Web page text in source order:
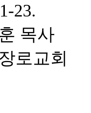
23.
목사
로교회